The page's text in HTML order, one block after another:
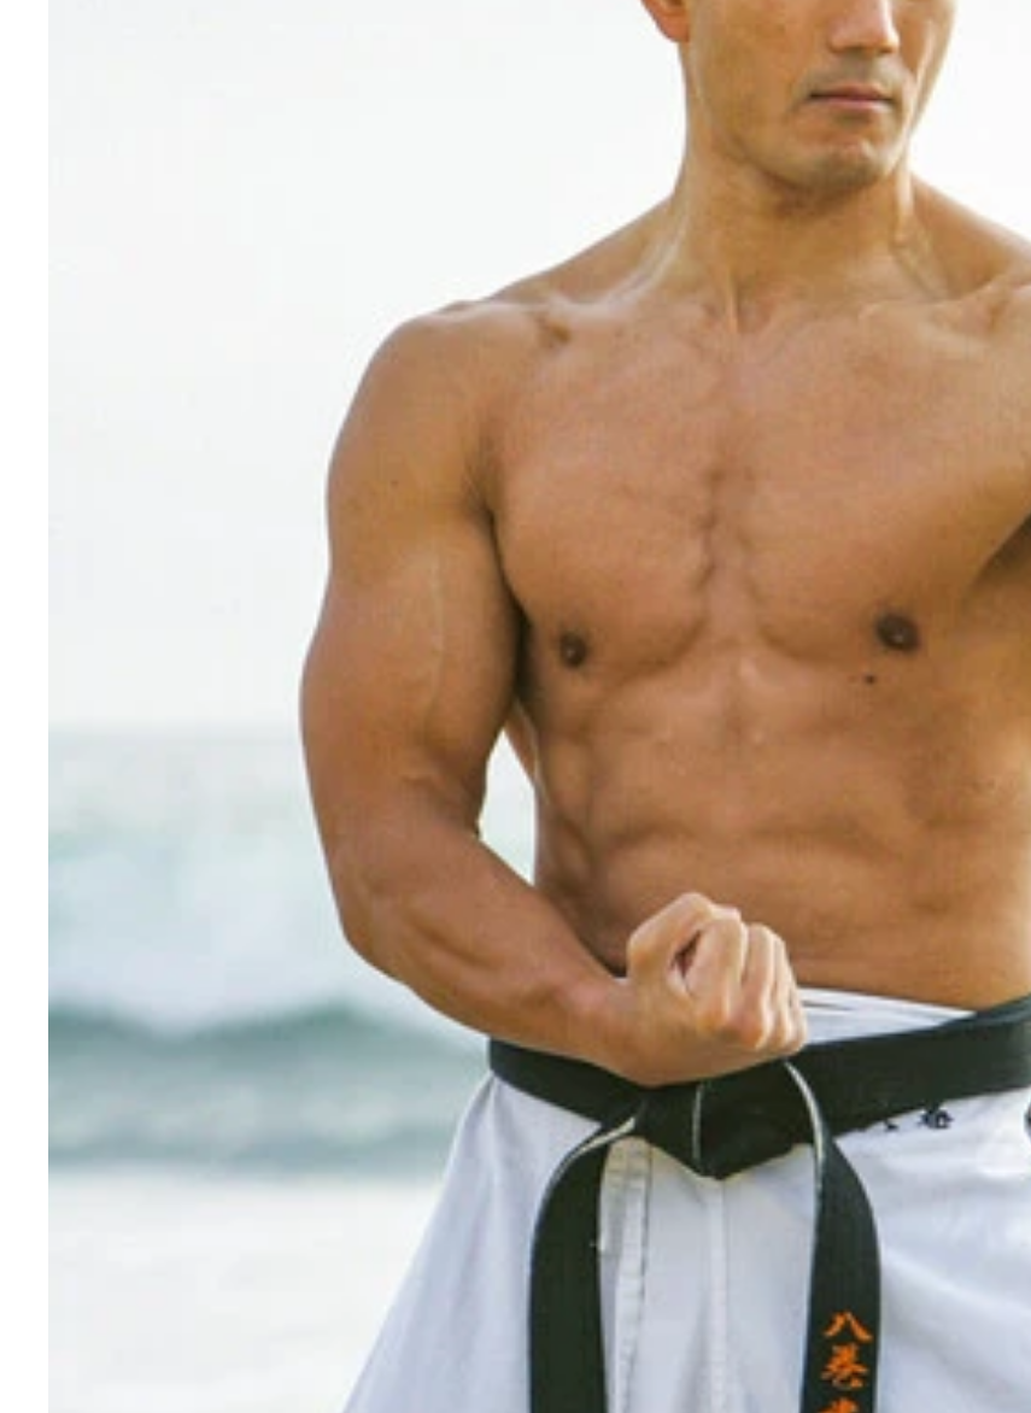
犯罪多発地帯で立ち上げた道場には、道場破りがひっきりなしに現れたという
極真空手世界王者、八巻建志の鋼のような肉体。2006年、ロサンゼルスにて撮影